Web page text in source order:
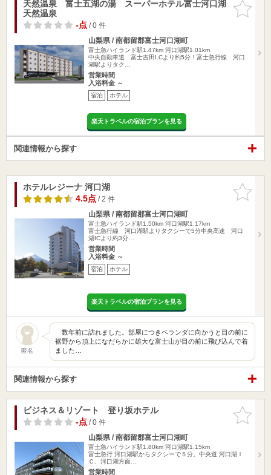
お気に入
りに追加
天然温泉 富士五湖の湯 スーパーホテル富士河口湖
天然温泉
-点/ 0 件
山梨県 / 南都留郡富士河口湖町
富士急ハイランド駅1.47km 河口湖駅1.01km
中央自動車道 富士吉田I.Cより約5分！富士急行線 河口
湖駅よりタク…
営業時間
入浴料金 ～
宿泊 ホテル
楽天トラベルの宿泊プランを見る
関連情報から探す
お気に入
りに追加
ホテルレジーナ 河口湖
4.5点/ 2 件
山梨県 / 南都留郡富士河口湖町
富士急ハイランド駅1.50km 河口湖駅1.17km
富士急行線 河口湖駅よりタクシーで5分中央高速 河口
湖ICより約3分…
営業時間
入浴料金 ～
宿泊 ホテル
楽天トラベルの宿泊プランを見る
匿名
数年前に訪れました。部屋につきベランダに向かうと目の前に
裾野から頂上になだらかに雄大な富士山が目の前に飛び込んで着
ました…
関連情報から探す
お気に入
りに追加
ビジネス＆リゾート 登り坂ホテル
-点/ 0 件
山梨県 / 南都留郡富士河口湖町
富士急ハイランド駅1.80km 河口湖駅1.15km
富士急行 河口湖駅からタクシーで５分。中央道 河口湖Ｉ
Ｃ、河口湖方面…
営業時間